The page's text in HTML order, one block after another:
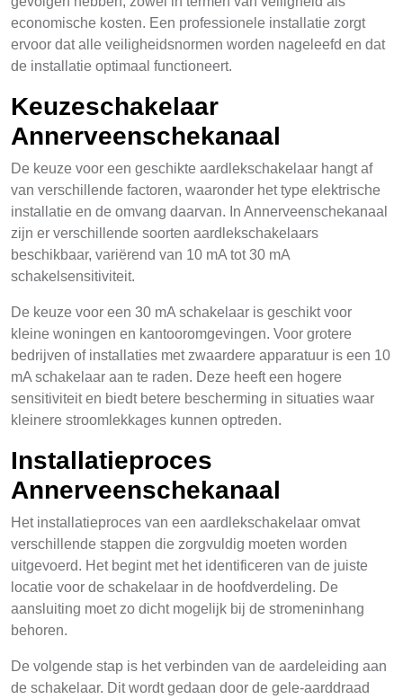
economische kosten. Een professionele installatie zorgt
ervoor dat alle veiligheidsnormen worden nageleefd en dat
de installatie optimaal functioneert.
Keuzeschakelaar
Annerveenschekanaal
De keuze voor een geschikte aardlekschakelaar hangt af
van verschillende factoren, waaronder het type elektrische
installatie en de omvang daarvan. In Annerveenschekanaal
zijn er verschillende soorten aardlekschakelaars
beschikbaar, variërend van 10 mA tot 30 mA
schakelsensitiviteit.
De keuze voor een 30 mA schakelaar is geschikt voor
kleine woningen en kantooromgevingen. Voor grotere
bedrijven of installaties met zwaardere apparatuur is een 10
mA schakelaar aan te raden. Deze heeft een hogere
sensitiviteit en biedt betere bescherming in situaties waar
kleinere stroomlekkages kunnen optreden.
Installatieproces
Annerveenschekanaal
Het installatieproces van een aardlekschakelaar omvat
verschillende stappen die zorgvuldig moeten worden
uitgevoerd. Het begint met het identificeren van de juiste
locatie voor de schakelaar in de hoofdverdeling. De
aansluiting moet zo dicht mogelijk bij de stromeninhang
behoren.
De volgende stap is het verbinden van de aardeleiding aan
de schakelaar. Dit wordt gedaan door de gele-aarddraad